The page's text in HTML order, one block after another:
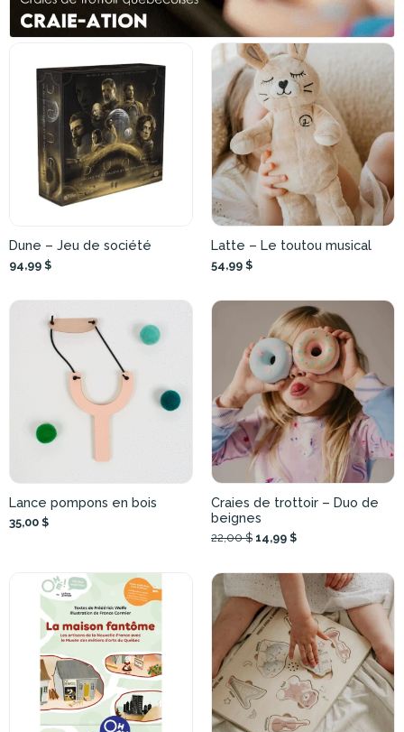
Dune – Jeu de société
94,99 $
Latte – Le toutou musical
54,99 $
Lance pompons en bois
35,00 $
Craies de trottoir – Duo de
beignes
22,00 $ 14,99 $